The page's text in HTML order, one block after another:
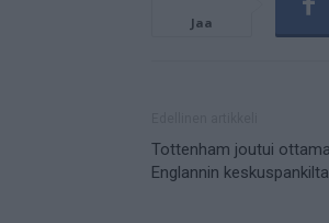
Jaa
Tottenham joutui
Englannin keskuspankilta